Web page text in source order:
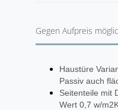
Gegen Aufpreis
Haustüre
Passiv auch
Seitenteile mit
Wert 0,7 w/